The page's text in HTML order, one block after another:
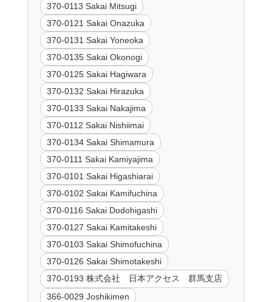
370-0113 Sakai Mitsugi
370-0121 Sakai Onazuka
370-0131 Sakai Yoneoka
370-0135 Sakai Okonogi
370-0125 Sakai Hagiwara
370-0132 Sakai Hirazuka
370-0133 Sakai Nakajima
370-0112 Sakai Nishiimai
370-0134 Sakai Shimamura
370-0111 Sakai Kamiyajima
370-0101 Sakai Higashiarai
370-0102 Sakai Kamifuchina
370-0116 Sakai Dodohigashi
370-0127 Sakai Kamitakeshi
370-0103 Sakai Shimofuchina
370-0126 Sakai Shimotakeshi
370-0193 株式会社 日本アクセス 群馬支店
366-0029 Joshikimen